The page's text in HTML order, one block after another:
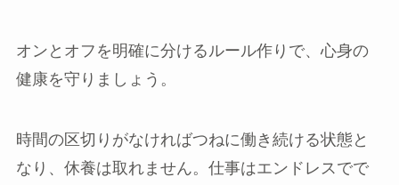
オンとオフを明確に分けるルール作りで、心身の
健康を守りましょう。
時間の区切りがなければつねに働き続ける状態と
なり、休養は取れません。仕事はエンドレスでで